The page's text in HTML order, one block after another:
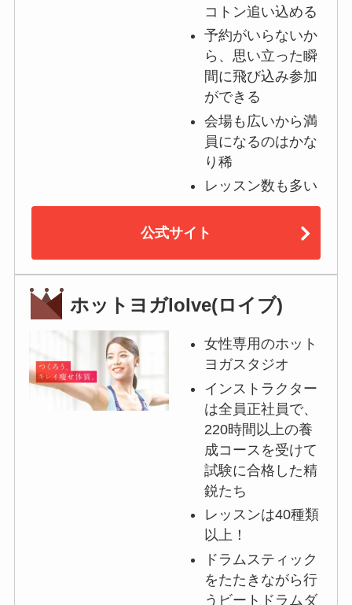
コトン追い込める
予約がいらないか
ら、思い立った瞬
間に飛び込み参加
ができる
会場も広いから満
員になるのはかな
り稀
レッスン数も多い
公式サイト
ホットヨガloIve(ロイブ)
女性専用のホット
ヨガスタジオ
インストラクター
は全員正社員で、
220時間以上の養
成コースを受けて
試験に合格した精
鋭たち
レッスンは40種類
以上！
ドラムスティック
をたたきながら行
うビートドラムダ